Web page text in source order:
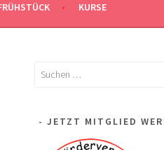
KURSE
Suchen
JETZT MITGLIED